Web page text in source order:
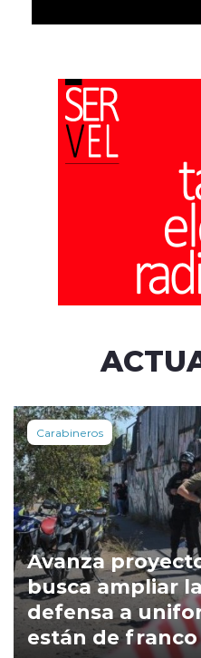
Carabineros
Avanza
busca ampliar
defensa a
están de franco